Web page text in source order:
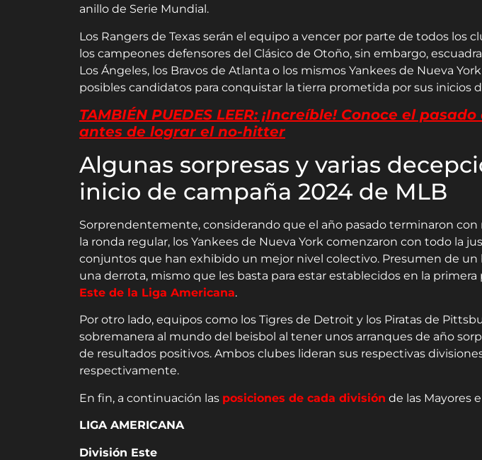
anillo de Serie Mundial.
Los Rangers de Texas serán el equipo a vencer por parte de todos los
los campeones defensores del Clásico de Otoño, sin embargo,
Los Ángeles, los Bravos de Atlanta o los mismos Yankees de Nueva
posibles candidatos para conquistar la tierra prometida por sus inicios
TAMBIÉN PUEDES LEER: ¡Increíble! Conoce el
antes de lograr el no-hitter
Algunas sorpresas y varias
inicio de campaña 2024 de MLB
Sorprendentemente, considerando que el año pasado terminaron con
la ronda regular, los Yankees de Nueva York comenzaron con todo la
conjuntos que han exhibido un mejor nivel colectivo. Presumen de un
una derrota, mismo que les basta para estar establecidos en la primera
Este de la Liga Americana.
Por otro lado, equipos como los Tigres de Detroit y los Piratas de
sobremanera al mundo del beisbol al tener unos arranques de año
de resultados positivos. Ambos clubes lideran sus respectivas
respectivamente.
En fin, a continuación las posiciones de cada división de las Mayores
LIGA AMERICANA
División Este